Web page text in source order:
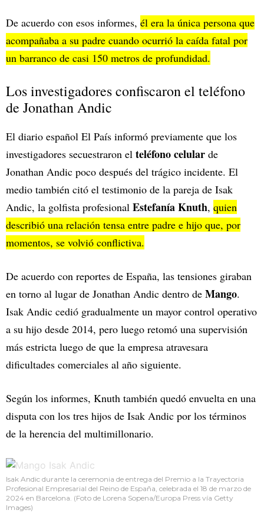
De acuerdo con esos informes, él era la única persona que
acompañaba a su padre cuando ocurrió la caída fatal por
un barranco de casi 150 metros de profundidad.
Los investigadores confiscaron el teléfono
de Jonathan Andic
El diario español El País informó previamente que los
investigadores secuestraron el teléfono celular de
Jonathan Andic poco después del trágico incidente. El
medio también citó el testimonio de la pareja de Isak
Andic, la golfista profesional Estefanía Knuth, quien
describió una relación tensa entre padre e hijo que, por
momentos, se volvió conflictiva.
De acuerdo con reportes de España, las tensiones giraban
en torno al lugar de Jonathan Andic dentro de Mango.
Isak Andic cedió gradualmente un mayor control operativo
a su hijo desde 2014, pero luego retomó una supervisión
más estricta luego de que la empresa atravesara
dificultades comerciales al año siguiente.
Según los informes, Knuth también quedó envuelta en una
disputa con los tres hijos de Isak Andic por los términos
de la herencia del multimillonario.
Isak Andic durante la ceremonia de entrega del Premio a la Trayectoria
Profesional Empresarial del Reino de España, celebrada el 18 de marzo de
2024 en Barcelona. (Foto de Lorena Sopena/Europa Press vía Getty
Images)